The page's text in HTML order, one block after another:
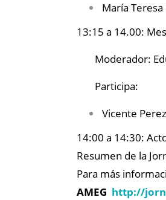
María
13:15 a 14.00:
Moderador:
Participa:
Vicente
14:00 a 14:30:
Resumen de la
Para más
AMEG http://